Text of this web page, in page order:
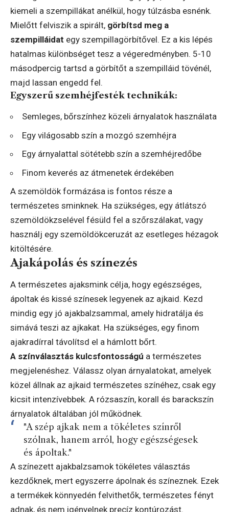
kiemeli a szempillákat anélkül, hogy túlzásba esnénk.
Mielőtt felviszik a spirált, görbítsd meg a
szempilláidat egy szempillagörbítővel. Ez a kis lépés
hatalmas különbséget tesz a végeredményben. 5-10
másodpercig tartsd a görbítőt a szempilláid tövénél,
majd lassan engedd fel.
Egyszerű szemhéjfesték technikák:
Semleges, bőrszínhez közeli árnyalatok használata
Egy világosabb szín a mozgó szemhéjra
Egy árnyalattal sötétebb szín a szemhéjredőbe
Finom keverés az átmenetek érdekében
A szemöldök formázása is fontos része a
természetes sminknek. Ha szükséges, egy átlátszó
szemöldökzselével fésüld fel a szőrszálakat, vagy
használj egy szemöldökceruzát az esetleges hézagok
kitöltésére.
Ajakápolás és színezés
A természetes ajaksmink célja, hogy egészséges,
ápoltak és kissé színesek legyenek az ajkaid. Kezd
mindig egy jó ajakbalzsammal, amely hidratálja és
simává teszi az ajkakat. Ha szükséges, egy finom
ajakradírral távolítsd el a hámlott bőrt.
A színválasztás kulcsfontosságú a természetes
megjelenéshez. Válassz olyan árnyalatokat, amelyek
közel állnak az ajkaid természetes színéhez, csak egy
kicsit intenzívebbek. A rózsaszín, korall és barackszín
árnyalatok általában jól működnek.
"A szép ajkak nem a tökéletes színről
szólnak, hanem arról, hogy egészségesek
és ápoltak."
A színezett ajakbalzsamok tökéletes választás
kezdőknek, mert egyszerre ápolnak és színeznek. Ezek
a termékek könnyedén felvithetők, természetes fényt
adnak, és nem igényelnek precíz kontúrozást.